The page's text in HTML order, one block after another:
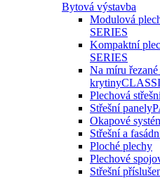
Bytová výstavba
Modulová
SERIES
Kompaktní
SERIES
Na míru
krytiny
Plechová
Střešní panely
Okapové
Střešní a
Ploché plechy
Plechové
Střešní